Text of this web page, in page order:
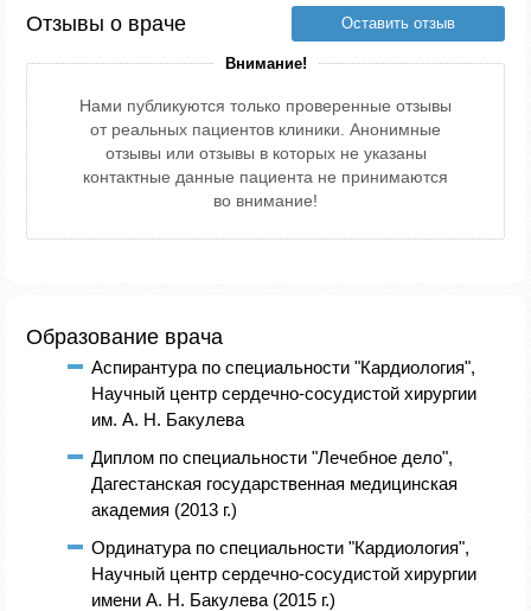
Отзывы о враче Оставить отзыв
Внимание!
Нами публикуются только проверенные отзывы
от реальных пациентов клиники. Анонимные
отзывы или отзывы в которых не указаны
контактные данные пациента не принимаются
во внимание!
Образование врача
Аспирантура по специальности "Кардиология",
Научный центр сердечно-сосудистой хирургии
им. А. Н. Бакулева
Диплом по специальности "Лечебное дело",
Дагестанская государственная медицинская
академия (2013 г.)
Ординатура по специальности "Кардиология",
Научный центр сердечно-сосудистой хирургии
имени А. Н. Бакулева (2015 г.)